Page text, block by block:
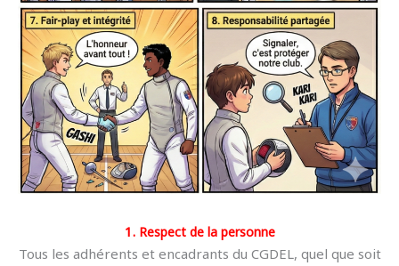
1. Respect de la personne
Tous les adhérents et encadrants du CGDEL, quel que soit